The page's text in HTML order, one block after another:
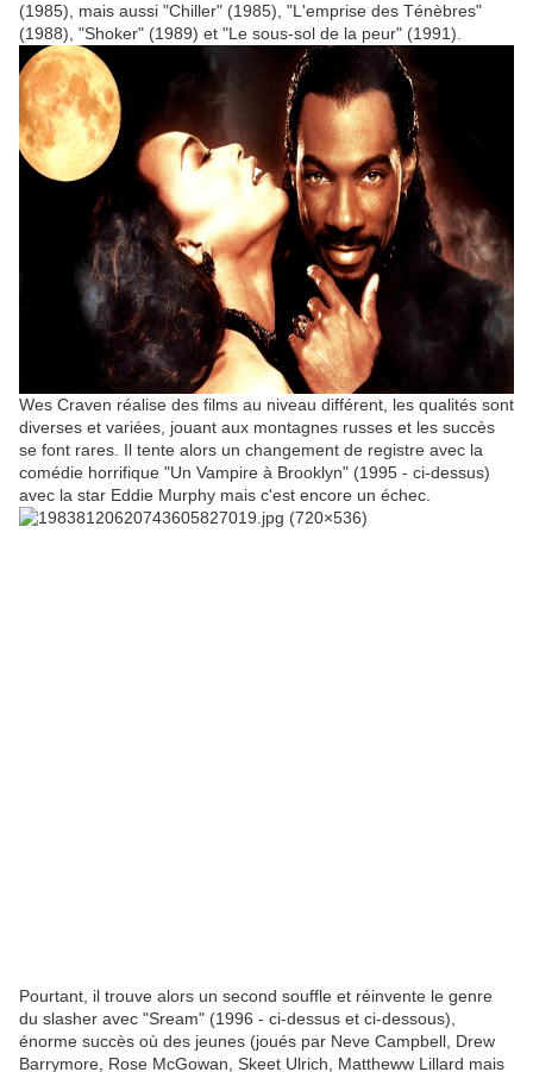
(1985), mais aussi "Chiller" (1985), "L'emprise des Ténèbres"
(1988), "Shoker" (1989) et "Le sous-sol de la peur" (1991).
Wes Craven réalise des films au niveau différent, les qualités sont
diverses et variées, jouant aux montagnes russes et les succès
se font rares. Il tente alors un changement de registre avec la
comédie horrifique "Un Vampire à Brooklyn" (1995 - ci-dessus)
avec la star Eddie Murphy mais c'est encore un échec.
Pourtant, il trouve alors un second souffle et réinvente le genre
du slasher avec "Sream" (1996 - ci-dessus et ci-dessous),
énorme succès où des jeunes (joués par Neve Campbell, Drew
Barrymore, Rose McGowan, Skeet Ulrich, Mattheww Lillard mais